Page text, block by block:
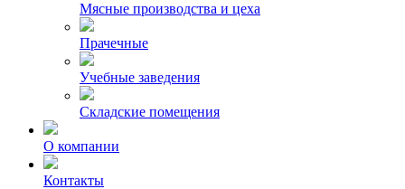
Мясные производства и цеха
Прачечные
Учебные заведения
Складские помещения
О компании
Контакты